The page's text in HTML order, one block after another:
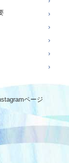
ページ
仕出し、お